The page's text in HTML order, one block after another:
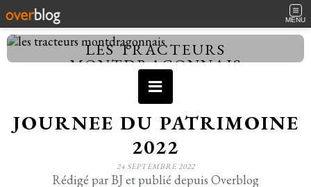
MENU
LES TRACTEURS
MONTDRAGONNAIS
JOURNEE DU PATRIMOINE
2022
24 SEPTEMBRE 2022
Rédigé par BJ et publié depuis Overblog